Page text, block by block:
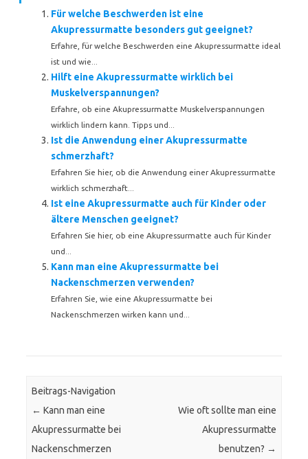
Für welche Beschwerden ist eine
Akupressurmatte besonders gut geeignet?
Erfahre, für welche Beschwerden eine Akupressurmatte ideal
ist und wie...
Hilft eine Akupressurmatte wirklich bei
Muskelverspannungen?
Erfahre, ob eine Akupressurmatte Muskelverspannungen
wirklich lindern kann. Tipps und...
Ist die Anwendung einer Akupressurmatte
schmerzhaft?
Erfahren Sie hier, ob die Anwendung einer Akupressurmatte
wirklich schmerzhaft...
Ist eine Akupressurmatte auch für Kinder oder
ältere Menschen geeignet?
Erfahren Sie hier, ob eine Akupressurmatte auch für Kinder
und...
Kann man eine Akupressurmatte bei
Nackenschmerzen verwenden?
Erfahren Sie, wie eine Akupressurmatte bei
Nackenschmerzen wirken kann und...
Beitrags-Navigation
← Kann man eine
Akupressurmatte bei
Nackenschmerzen
Wie oft sollte man eine
Akupressurmatte
benutzen? →